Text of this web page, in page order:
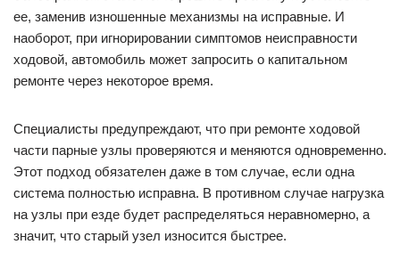
ее, заменив изношенные механизмы на исправные. И
наоборот, при игнорировании симптомов неисправности
ходовой, автомобиль может запросить о капитальном
ремонте через некоторое время.
Специалисты предупреждают, что при ремонте ходовой
части парные узлы проверяются и меняются одновременно.
Этот подход обязателен даже в том случае, если одна
система полностью исправна. В противном случае нагрузка
на узлы при езде будет распределяться неравномерно, а
значит, что старый узел износится быстрее.